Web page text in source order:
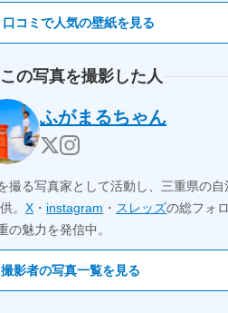
口コミで人気の壁紙を見る
の写真を撮影した人
ふがまるちゃん
撮る写真家として活動し、三重県の
。 X ・ instagram ・ スレッズの総フォ
の魅力を発信中。
撮影者の写真一覧を見る